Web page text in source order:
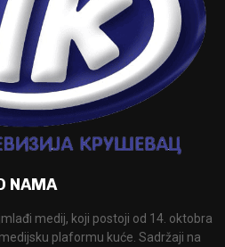
NAMA
medij, koji postoji od 14. oktobra
plaformu kuće. Sadržaji na